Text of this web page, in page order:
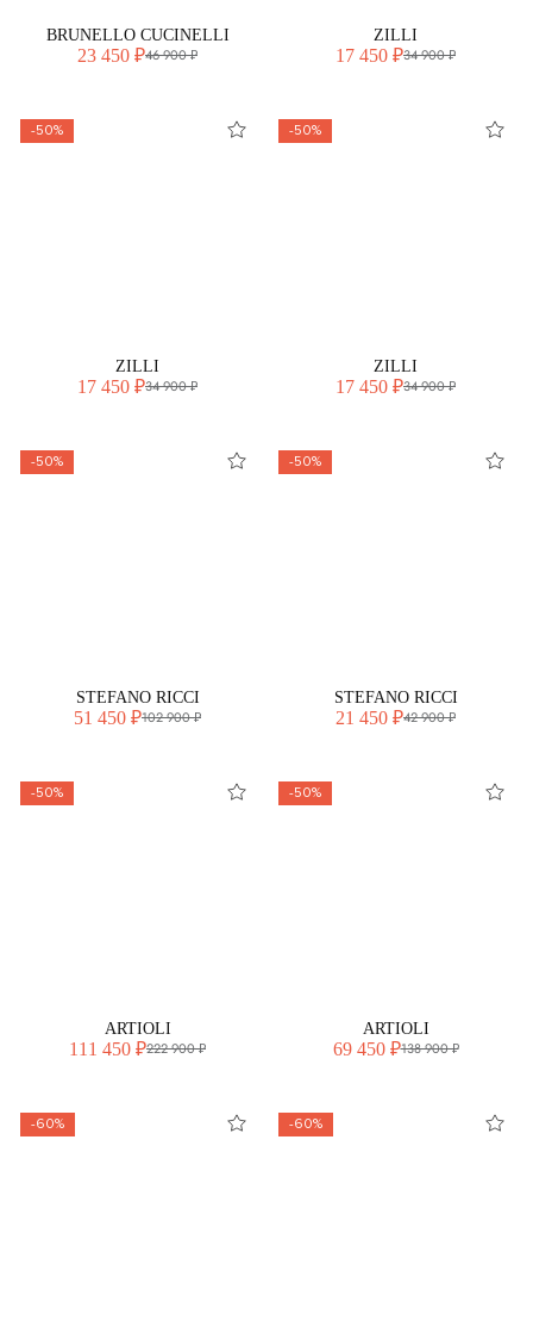
BRUNELLO CUCINELLI
23 450 ₽46 900 ₽
ZILLI
17 450 ₽34 900 ₽
-50%
ZILLI
17 450 ₽34 900 ₽
-50%
ZILLI
17 450 ₽34 900 ₽
-50%
STEFANO RICCI
51 450 ₽102 900 ₽
-50%
STEFANO RICCI
21 450 ₽42 900 ₽
-50%
ARTIOLI
111 450 ₽222 900 ₽
-50%
ARTIOLI
69 450 ₽138 900 ₽
-60% -60%